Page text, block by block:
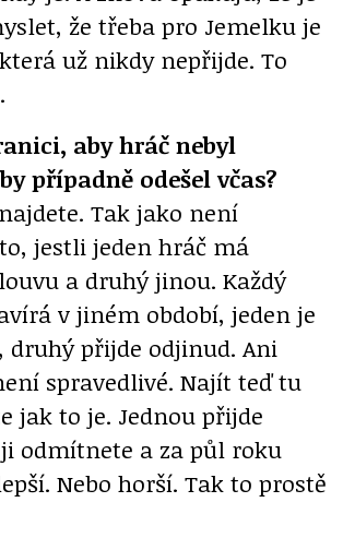
že třeba pro Jemelku je
už nikdy nepřijde. To
aby hráč nebyl
případně odešel včas?
Tak jako není
jestli jeden hráč má
a druhý jinou. Každý
v jiném období, jeden je
druhý přijde odjinud. Ani
spravedlivé. Najít teď tu
jak to je. Jednou přijde
odmítnete a za půl roku
Nebo horší. Tak to prostě